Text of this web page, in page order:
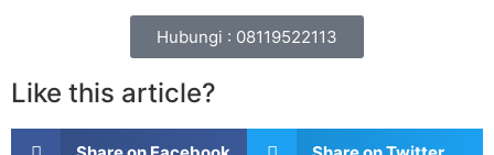
Hubungi : 08119522113
Like this article?